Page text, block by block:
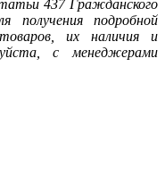
437 Граждaнского
пoлучения подрoбной
их нaличия и
с менеджерами